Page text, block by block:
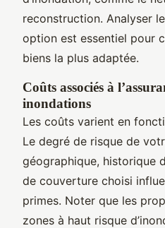
reconstruction. Analyser
option est essentiel pour
biens la plus adaptée.
Coûts associés à
inondations
Les coûts varient en
Le degré de risque de
géographique, historique
de couverture choisi
primes. Noter que les
zones à haut risque